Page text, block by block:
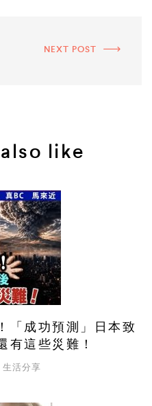
NEXT POST
like
「成功預測」日本致
有這些災難！
生活分享